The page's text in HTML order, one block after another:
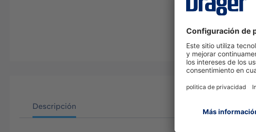
Descripción